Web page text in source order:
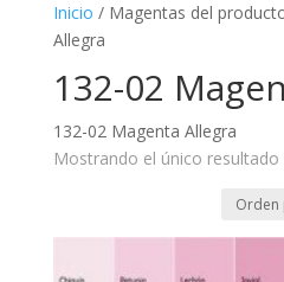
Inicio / Magentas del
Allegra
132-02
132-02 Magenta Allegra
Mostrando el único resultado